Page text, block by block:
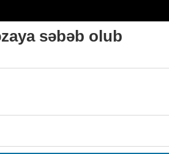
səbəb olub